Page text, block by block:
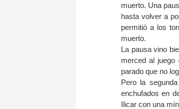
muerto. Una
hasta volver a
permitió a los
muerto.
La pausa vino
merced al
parado que no
Pero la
enchufados en
Ilicar con una